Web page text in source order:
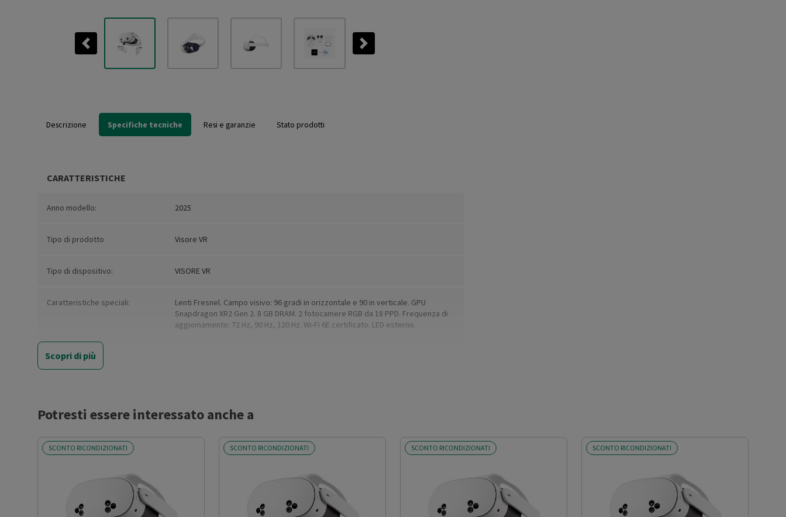
Previous Next
Descrizione Specifiche tecniche Resi e garanzie Stato prodotti
CARATTERISTICHE
Anno modello: 2025
Tipo di prodotto Visore VR
Tipo di dispositivo: VISORE VR
Caratteristiche speciali:
Lenti Fresnel. Campo visivo: 96 gradi in orizzontale e 90 in verticale. GPU
Snapdragon XR2 Gen 2. 8 GB DRAM. 2 fotocamere RGB da 18 PPD. Frequenza di
aggiomamento: 72 Hz, 90 Hz, 120 Hz. Wi-Fi 6E certificato. LED esterno.
Qualità delle immagini:
Colore: Bianco
Colore (basic):
Durata della batteria (h):
Fino a 2,5 ore di utilizzo in media; Gaming: 2,7 ore di utilizzo in media; Social: 2,3
Scopri di più
Potresti essere interessato anche a
SCONTO RICONDIZIONATI SCONTO RICONDIZIONATI SCONTO RICONDIZIONATI SCONTO RICONDIZIONATI